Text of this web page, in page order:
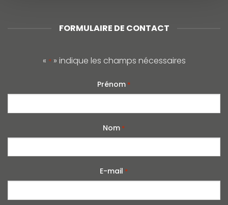
FORMULAIRE DE CONTACT
« *» indique les champs nécessaires
Prénom *
Nom *
E-mail *